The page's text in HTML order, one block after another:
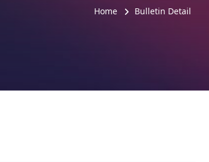
Home Bulletin Detail